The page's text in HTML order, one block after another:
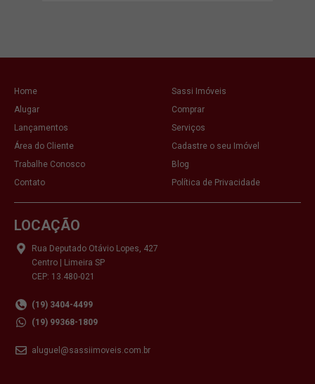
Home
Sassi Imóveis
Alugar
Comprar
Lançamentos
Serviços
Área do Cliente
Cadastre o seu Imóvel
Trabalhe Conosco
Blog
Contato
Política de Privacidade
LOCAÇÃO
Rua Deputado Otávio Lopes, 427
Centro | Limeira SP
CEP: 13.480-021
(19) 3404-4499
(19) 99368-1809
aluguel@sassiimoveis.com.br